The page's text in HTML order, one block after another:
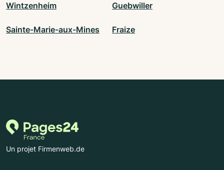
Wintzenheim Guebwiller
Sainte-Marie-aux-Mines Fraize
Un projet Firmenweb.de